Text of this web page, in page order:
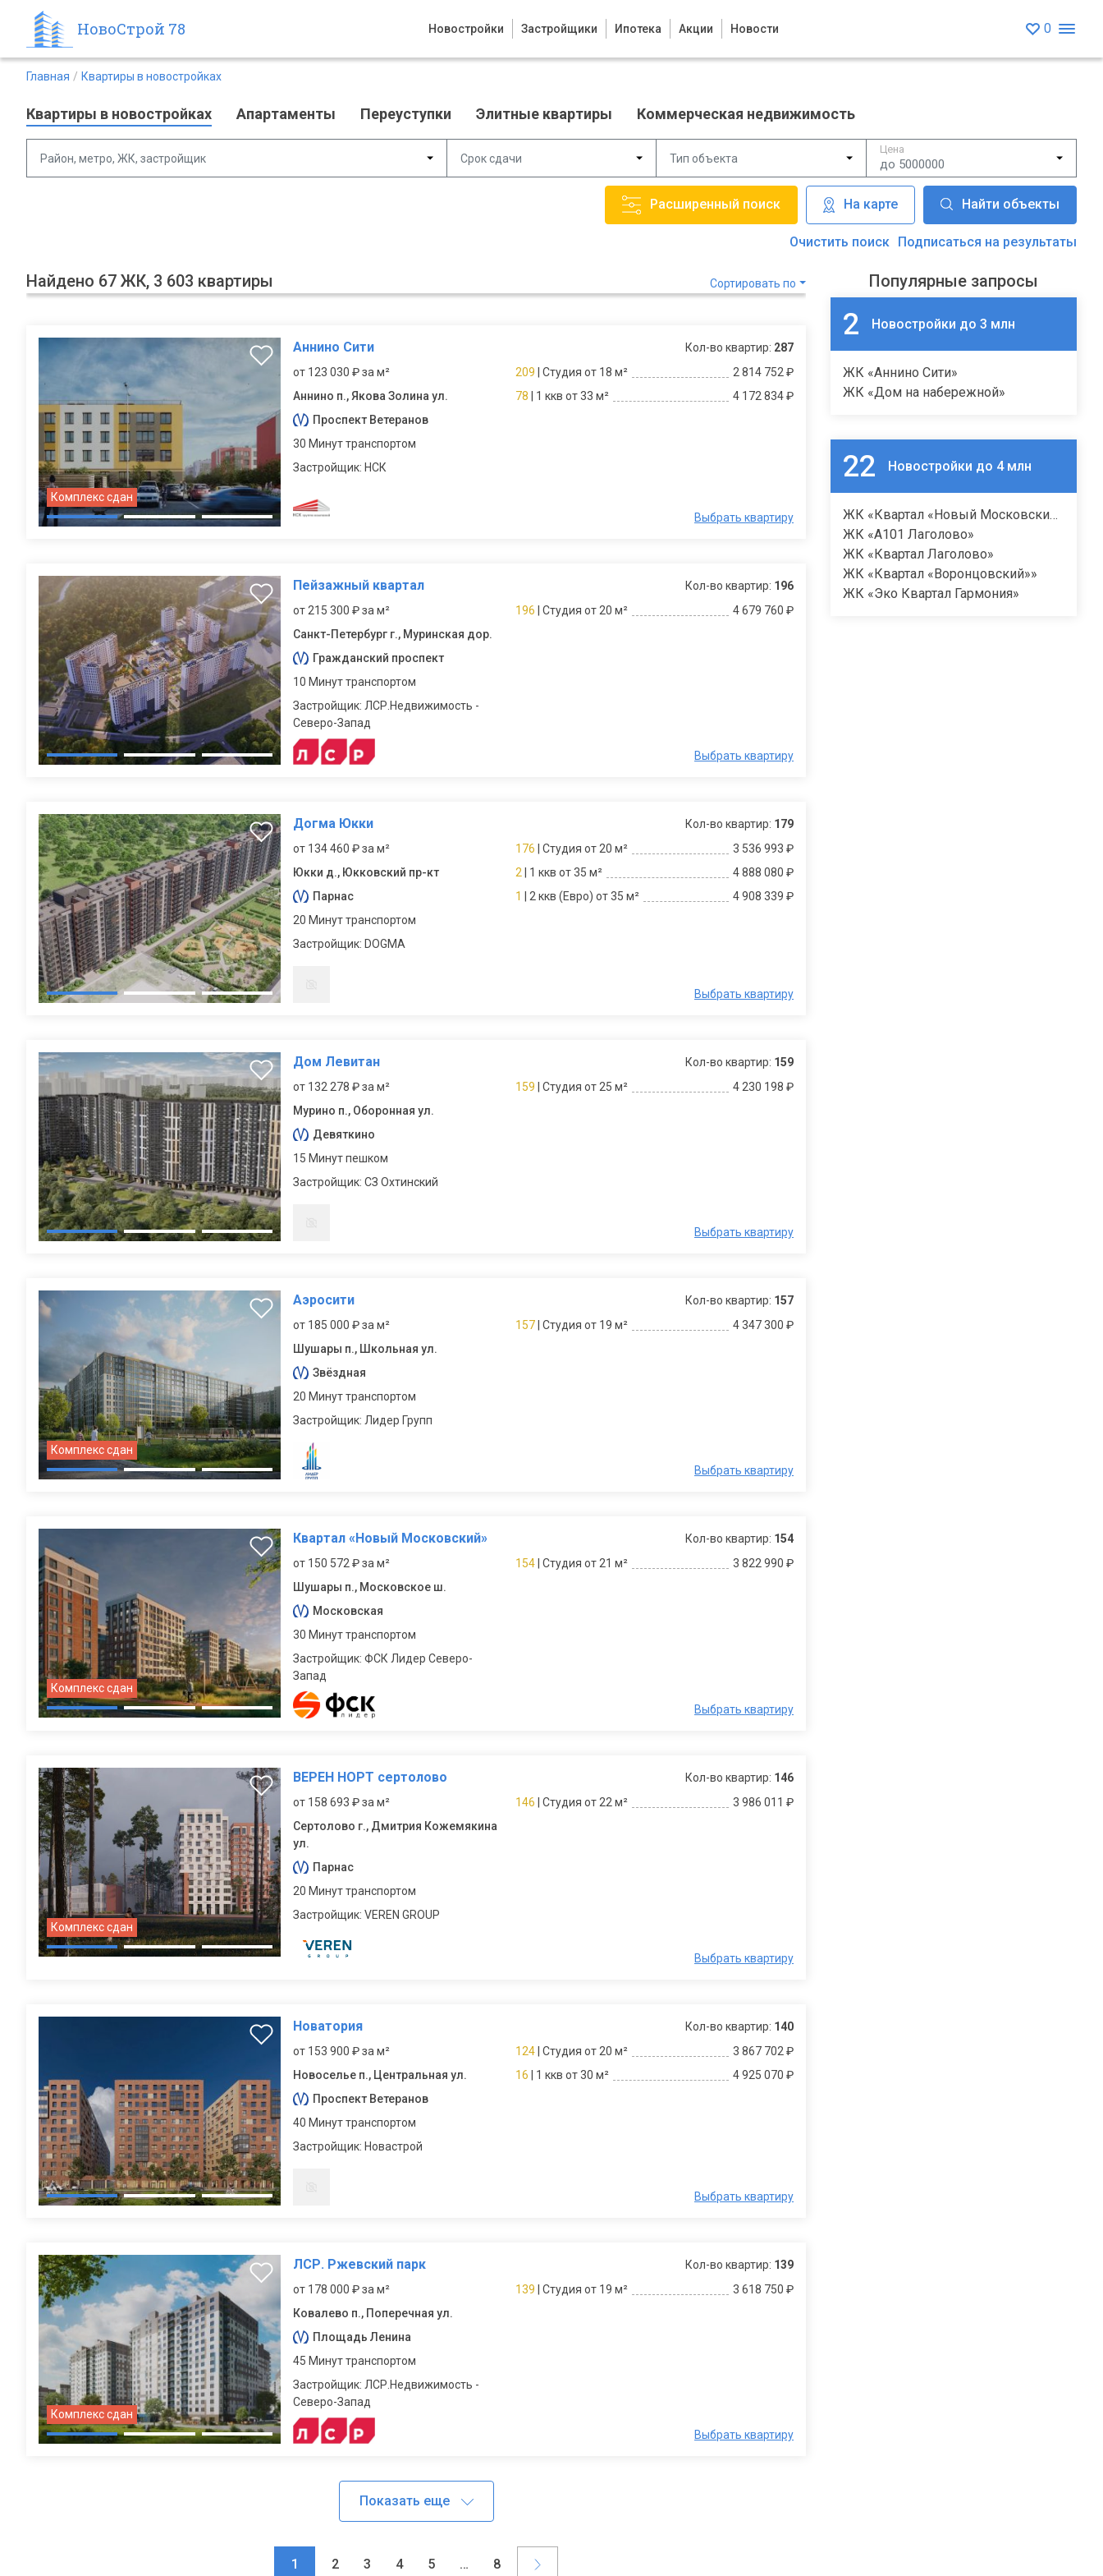
НовоСтрой 78 Новостройки Застройщики Ипотека Акции Новости 0
Главная Квартиры в новостройках
Квартиры в новостройках Апартаменты Переуступки Элитные квартиры Коммерческая недвижимость
Район, метро, ЖК, застройщик Срок сдачи Тип объекта
Цена
до 5000000
На карте Найти объекты
Очистить поиск Подписаться на результаты
Найдено 67 ЖК, 3 603 квартиры Сортировать по
Комплекс сдан
Аннино Сити
от 123 030 ₽ за м²
Аннино п., Якова Золина ул.
Проспект Ветеранов
30 Минут транспортом
Застройщик: НСК
Кол-во квартир: 287
209 | Студия от 18 м²
2 814 752 ₽
78 | 1 ккв от 33 м² 4 172 834 ₽
Выбрать квартиру
Пейзажный квартал
от 215 300 ₽ за м²
Санкт-Петербург г., Муринская дор.
Гражданский проспект
10 Минут транспортом
Застройщик: ЛСР.Недвижимость -
Северо-Запад
Кол-во квартир: 196
196 | Студия от 20 м² 4 679 760 ₽
Выбрать квартиру
Догма Юкки
от 134 460 ₽ за м²
Юкки д., Юкковский пр-кт
Парнас
20 Минут транспортом
Застройщик: DOGMA
Кол-во квартир: 179
176 | Студия от 20 м²
3 536 993 ₽
2 | 1 ккв от 35 м²
4 888 080 ₽
1
| 2 ккв (Евро) от 35 м² 4 908 339 ₽
Выбрать квартиру
Дом Левитан
от 132 278 ₽ за м²
Мурино п., Оборонная ул.
Девяткино
15 Минут пешком
Застройщик: СЗ Охтинский
Кол-во квартир: 159
159 | Студия от 25 м² 4 230 198 ₽
Выбрать квартиру
Комплекс сдан
Аэросити
от 185 000 ₽ за м²
Шушары п., Школьная ул.
Звёздная
20 Минут транспортом
Застройщик: Лидер Групп
Кол-во квартир: 157
157| Студия от 19 м² 4 347 300 ₽
Выбрать квартиру
Комплекс сдан
Квартал «Новый Московский»
от 150 572 ₽ за м²
Шушары п., Московское ш.
Московская
30 Минут транспортом
Застройщик: ФСК Лидер Северо-
Запад
Кол-во квартир: 154
154| Студия от 21 м² 3 822 990 ₽
Выбрать квартиру
Комплекс сдан
ВЕРЕН НОРТ сертолово
от 158 693 ₽ за м²
Сертолово г., Дмитрия Кожемякина
ул.
Парнас
20 Минут транспортом
Застройщик: VEREN GROUP
Кол-во квартир: 146
146 | Студия от 22 м² 3 986 011 ₽
Выбрать квартиру
Новатория
от 153 900 ₽ за м²
Новоселье п., Центральная ул.
Проспект Ветеранов
40 Минут транспортом
Застройщик: Новастрой
Кол-во квартир: 140
124| Студия от 20 м²
3 867 702 ₽
16 | 1 ккв от 30 м² 4 925 070 ₽
Выбрать квартиру
Комплекс сдан
ЛСР. Ржевский парк
от 178 000 ₽ за м²
Ковалево п., Поперечная ул.
Площадь Ленина
45 Минут транспортом
Застройщик: ЛСР.Недвижимость -
Северо-Запад
Кол-во квартир: 139
139 | Студия от 19 м² 3 618 750 ₽
Выбрать квартиру
Показать еще
1 2 3 4 5 … 8
Популярные запросы
2 Новостройки до 3 млн
ЖК «Аннино Сити»
ЖК «Дом на набережной»
22 Новостройки до 4 млн
ЖК «Квартал «Новый Московский»»
ЖК «А101 Лаголово»
ЖК «Квартал Лаголово»
ЖК «Квартал «Воронцовский»»
ЖК «Эко Квартал Гармония»